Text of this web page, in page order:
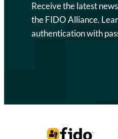
Receive the latest
the FIDO Alliance.
authentication with